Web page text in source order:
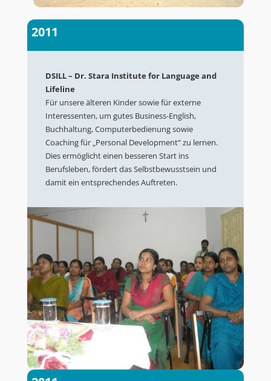
2011
DSILL – Dr. Stara Institute for Language and
Lifeline
Für unsere älteren Kinder sowie für externe
Interessenten, um gutes Business-English,
Buchhaltung, Computerbedienung sowie
Coaching für „Personal Development“ zu lernen.
Dies ermöglicht einen besseren Start ins
Berufsleben, fördert das Selbstbewusstsein und
damit ein entsprechendes Auftreten.